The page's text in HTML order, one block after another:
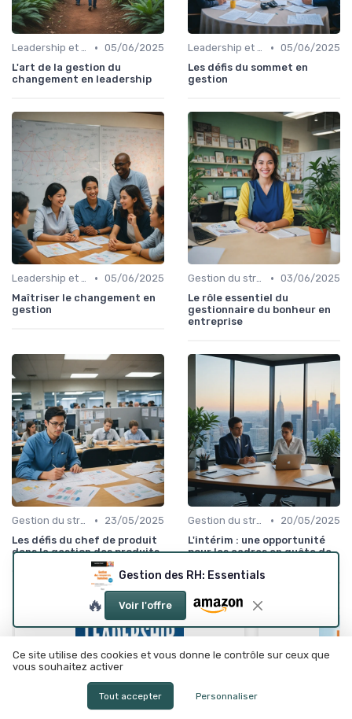
Leadership et changement • 05/06/2025
L'art de la gestion du
changement en leadership
Leadership et changement • 05/06/2025
Les défis du sommet en
gestion
Leadership et changement • 05/06/2025
Maîtriser le changement en
gestion
Gestion du stress • 03/06/2025
Le rôle essentiel du
gestionnaire du bonheur en
entreprise
Gestion du stress •
23/05/2025
Les défis du chef de produit
dans la gestion des produits
Gestion du stress •
20/05/2025
L'intérim : une opportunité
pour les cadres en quête de
Gestion des RH: Essentials
🔥 Voir l'offre
Ce site utilise des cookies et vous donne le contrôle sur ceux que
vous souhaitez activer
Tout accepter Personnaliser